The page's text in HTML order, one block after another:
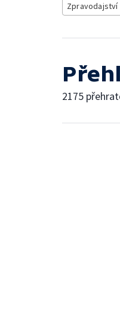
Zpravodajství
2175